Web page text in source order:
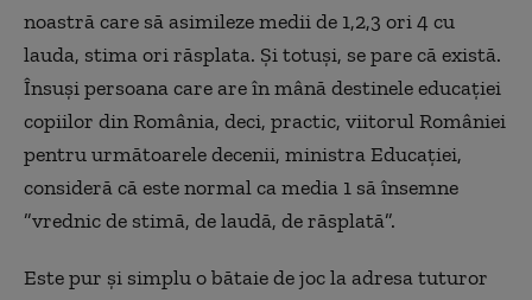
noastră care să asimileze medii de 1,2,3 ori 4 cu
lauda, stima ori răsplata. Și totuși, se pare că există.
Însuși persoana care are în mână destinele educației
copiilor din România, deci, practic, viitorul României
pentru următoarele decenii, ministra Educației,
consideră că este normal ca media 1 să însemne
”vrednic de stimă, de laudă, de răsplată”.
Este pur și simplu o bătaie de joc la adresa tuturor